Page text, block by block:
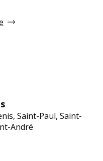
Saint-Paul, Saint-
André